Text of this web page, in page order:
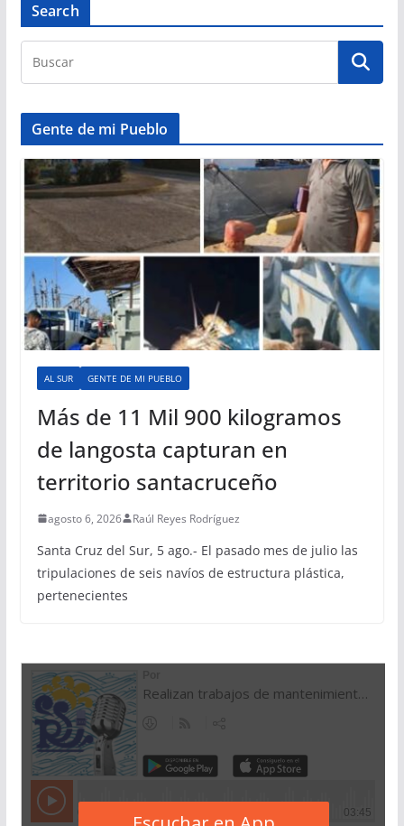
Search
Gente de mi Pueblo
AL SUR GENTE DE MI PUEBLO
Más de 11 Mil 900 kilogramos
de langosta capturan en
territorio santacruceño
agosto 6, 2026 Raúl Reyes Rodríguez
Santa Cruz del Sur, 5 ago.- El pasado mes de julio las
tripulaciones de seis navíos de estructura plástica,
pertenecientes